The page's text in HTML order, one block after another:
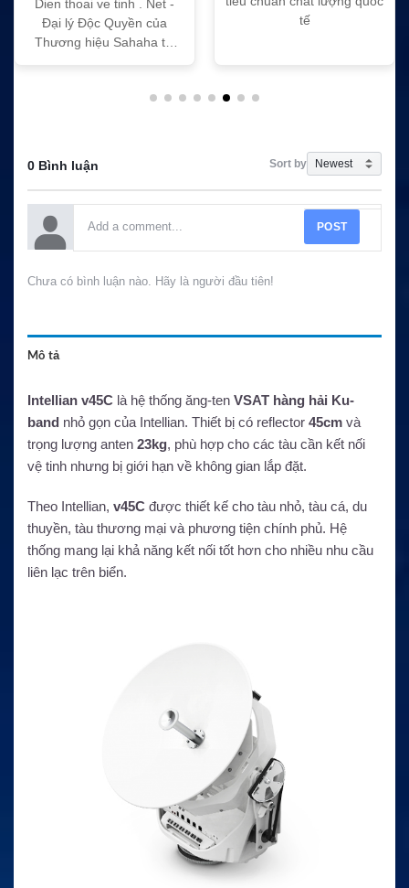
Dien thoai ve tinh . Net -
Đại lý Độc Quyền của
Thương hiệu Sahaha tại
tế
0 Bình luận Sort by
POST
Chưa có bình luận nào. Hãy là người đầu tiên!
Mô tả
Intellian v45C là hệ thống ăng-ten VSAT hàng hải Ku-
band nhỏ gọn của Intellian. Thiết bị có reflector 45cm và
trọng lượng anten 23kg, phù hợp cho các tàu cần kết nối
vệ tinh nhưng bị giới hạn về không gian lắp đặt.
Theo Intellian, v45C được thiết kế cho tàu nhỏ, tàu cá, du
thuyền, tàu thương mại và phương tiện chính phủ. Hệ
thống mang lại khả năng kết nối tốt hơn cho nhiều nhu cầu
liên lạc trên biển.